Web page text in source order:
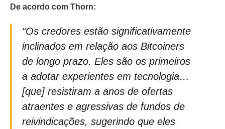
De acordo com Thorn:
“Os credores estão significativamente
inclinados em relação aos Bitcoiners
de longo prazo. Eles são os primeiros
a adotar experientes em tecnologia…
[que] resistiram a anos de ofertas
atraentes e agressivas de fundos de
reivindicações, sugerindo que eles